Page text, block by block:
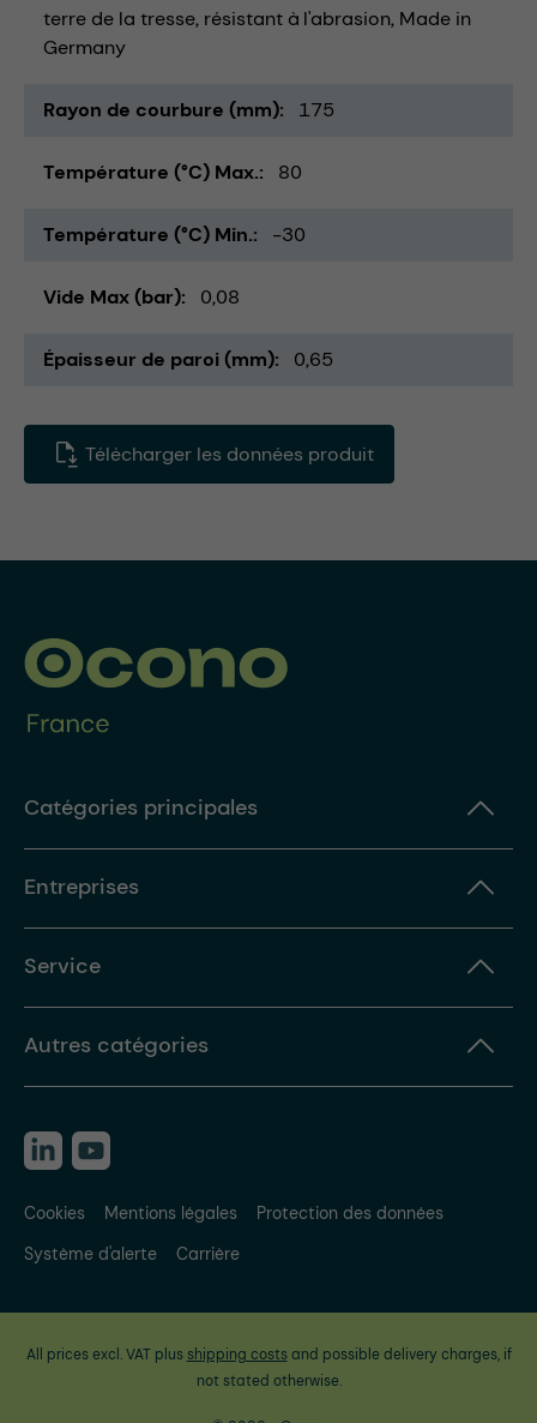
terre de la tresse résistant à l'abrasion Made in
Germany
Rayon de courbure (mm) 175
Température (°C) Max. 80
Température (°C) Min. -30
Vide Max (bar) 0,08
Épaisseur de paroi (mm) 0,65
Télécharger les données produit
Catégories principales
Entreprises
Service
Autres catégories
Cookies Mentions légales
Protection des données
Système d'alerte
Carrière
All prices excl. VAT plus shipping costsand possible delivery charges, if
not stated otherwise.